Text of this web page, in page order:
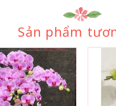
Sản phẩm